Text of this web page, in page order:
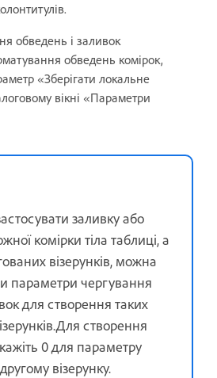
обведень і заливок
обведень комірок,
«Зберігати локальне
вікні «Параметри
заливку або
комірки тіла таблиці, а
візерунків, можна
параметри чергування
для створення таких
створення
0 для параметру
візерунку.